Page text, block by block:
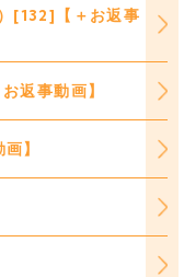
[132]【＋お返事
返事動画】
】